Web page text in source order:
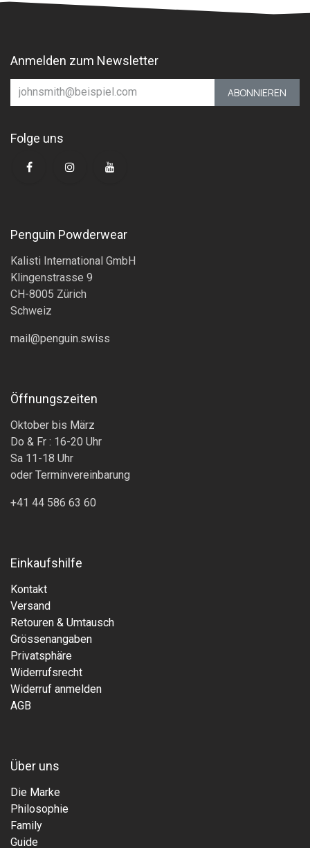
Anmelden zum Newsletter
ABONNIEREN
Folge uns
Penguin Powderwear
Kalisti International GmbH
Klingenstrasse 9
CH-8005 Zürich
Schweiz
mail@penguin.swiss
Öffnungszeiten
Oktober bis März
Do & Fr : 16-20 Uhr
Sa 11-18 Uhr
oder Terminvereinbarung
+41 44 586 63 60
Einkaufshilfe
Kontakt
Versand
Retouren & Umtausch
Grössenangaben
Privatsphäre
Widerrufsrecht
Widerruf anmelden
AGB
Über uns
Die Marke
Philosophie
Family
Guide